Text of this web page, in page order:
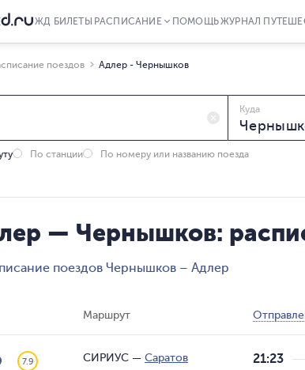
ЖД БИЛЕТЫ РАСПИСАНИЕ ПОМОЩЬЖУРНАЛ
поездов Адлер - Чернышков
Куда
По станции По номеру или названию поезда
— Чернышков:
поездов Чернышков – Адлер
Маршрут
7.9 СИРИУС — Саратов 21:23